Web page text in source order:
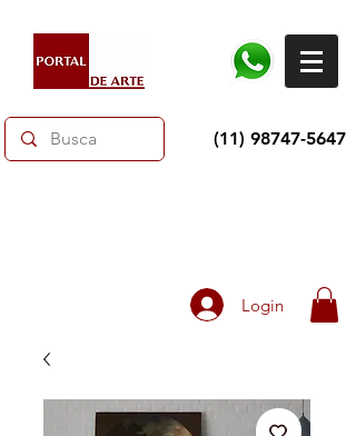
(11) 98747-5647
Login